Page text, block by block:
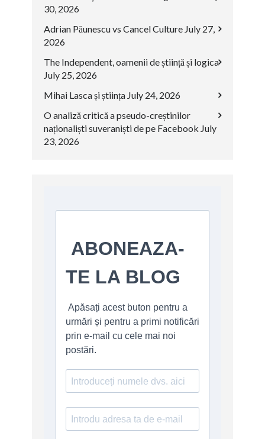
30, 2026
Adrian Păunescu vs Cancel Culture July 27,
2026
The Independent, oamenii de știință și logica
July 25, 2026
Mihai Lasca și știința July 24, 2026
O analiză critică a pseudo-creștinilor
naționaliști suveraniști de pe Facebook July
23, 2026